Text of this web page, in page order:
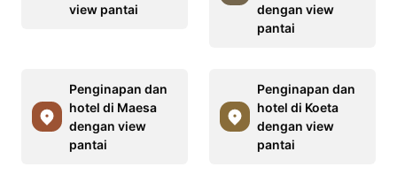
view pantai
dengan view
pantai
Penginapan dan
hotel di Maesa
dengan view
pantai
Penginapan dan
hotel di Koeta
dengan view
pantai